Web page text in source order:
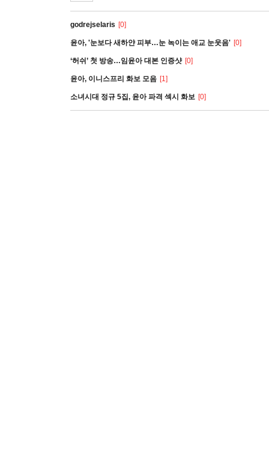
godrejselaris [0]
윤아, '눈보다 새하얀 피부…눈 녹이는 애교 눈웃음' [0]
‘허쉬’ 첫 방송…임윤아 대본 인증샷 [0]
윤아, 이니스프리 화보 모음 [1]
소녀시대 정규 5집, 윤아 파격 섹시 화보 [0]